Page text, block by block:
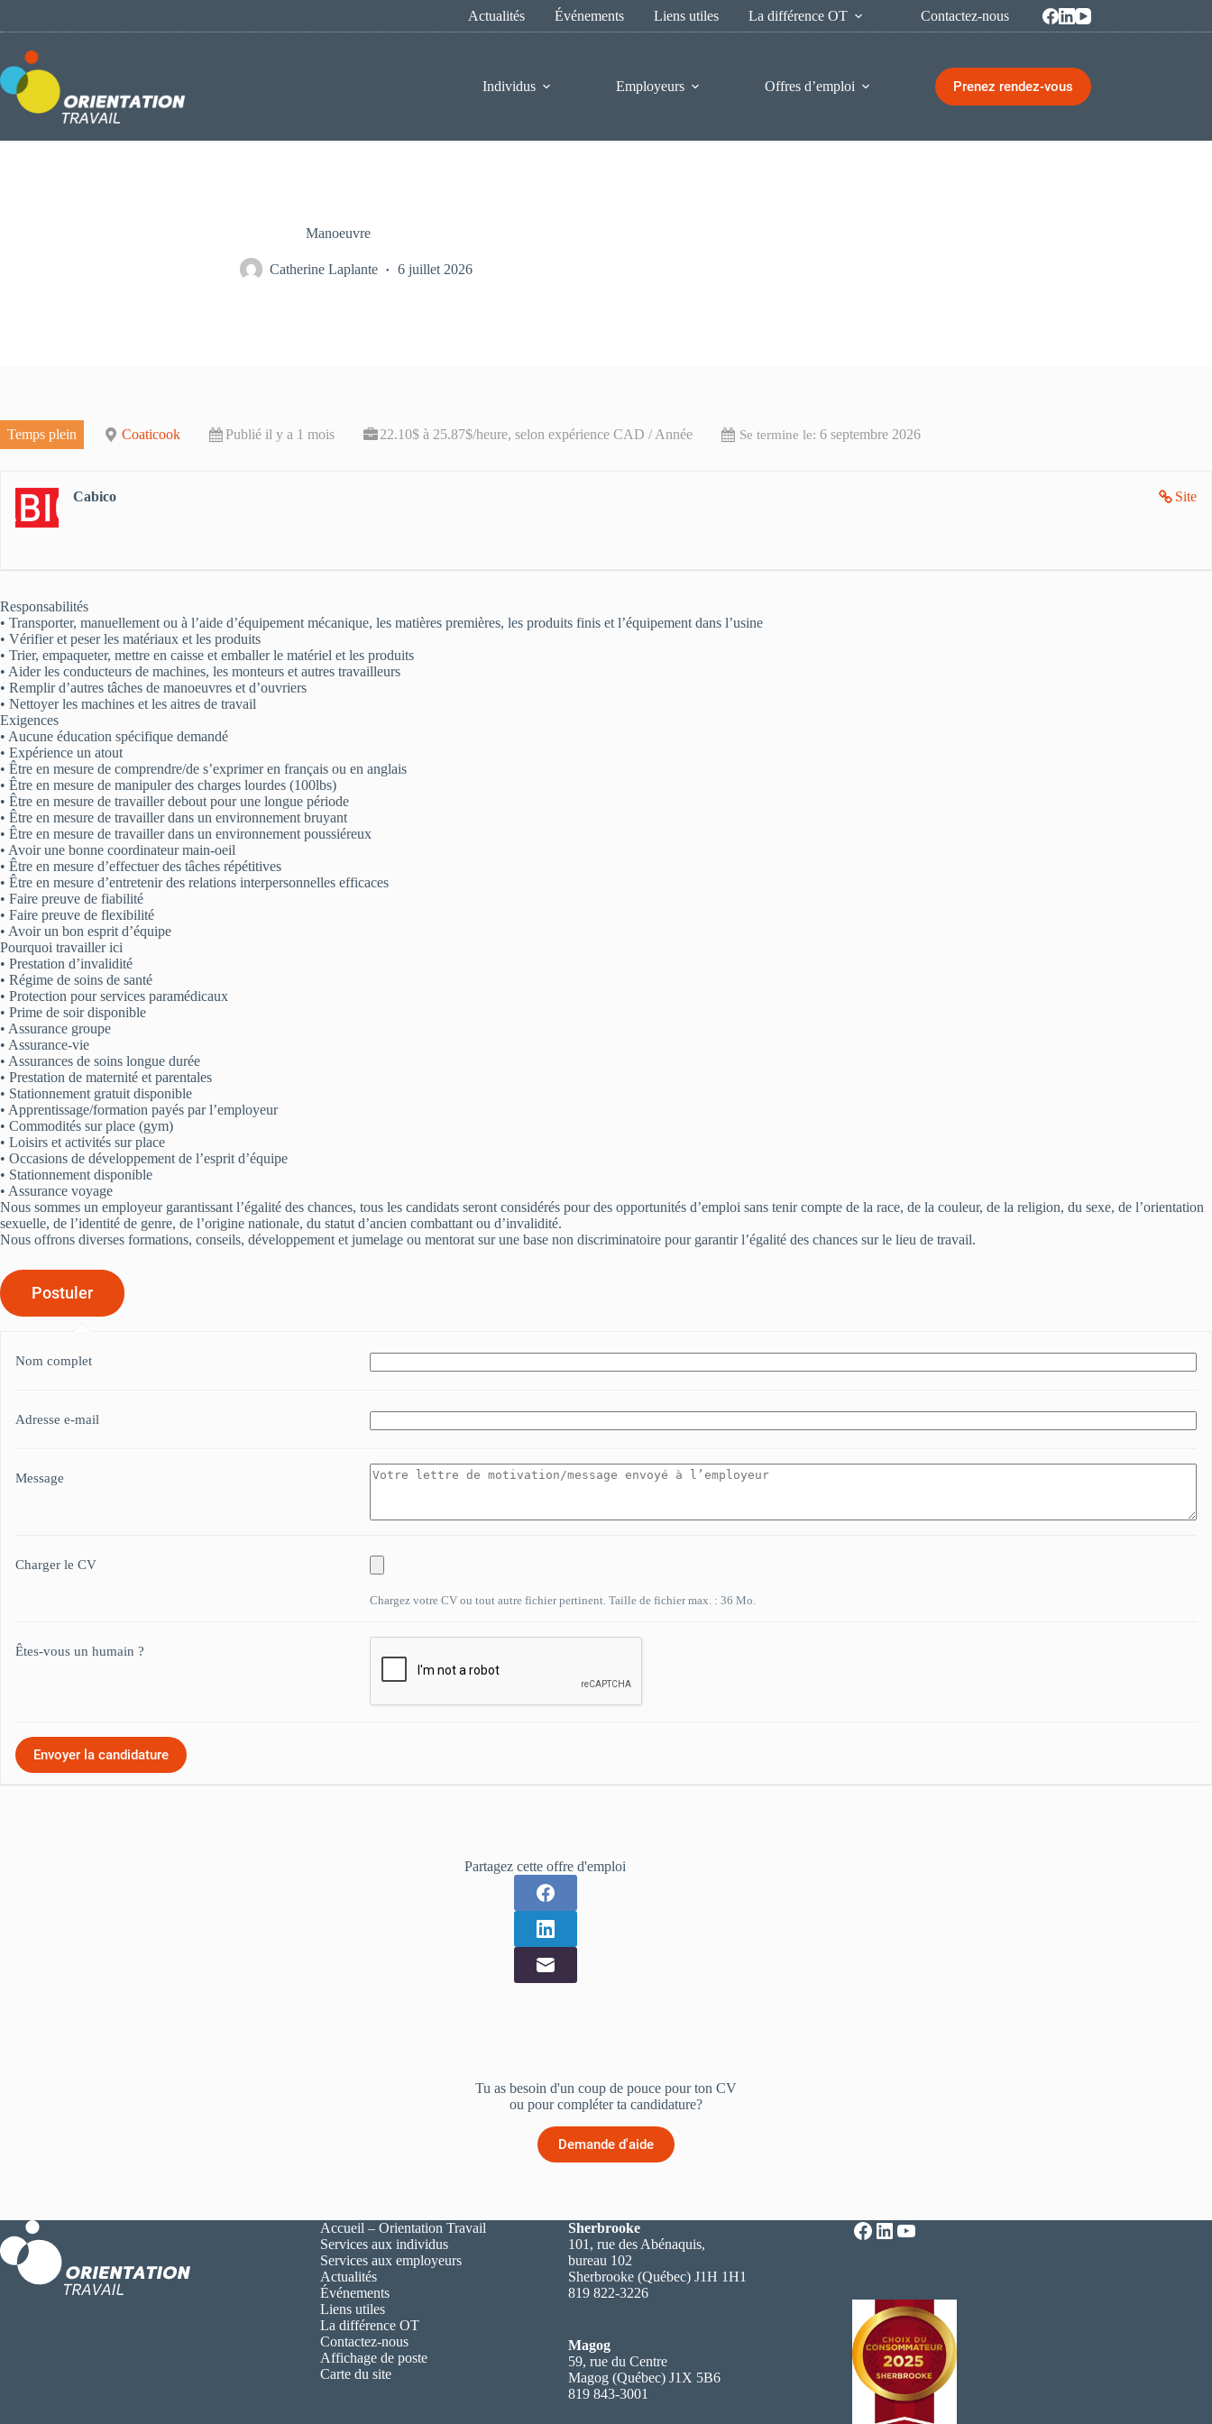
Actualités Événements Liens utiles La différence OT Contactez-nous
Individus Employeurs Offres d’emploi Prenez rendez-vous
Manoeuvre
Catherine Laplante 6 juillet 2026
Temps plein Coaticook Publié il y a 1 mois 22.10$ à 25.87$/heure, selon expérience CAD / Année Se termine le: 6 septembre 2026
Site
Cabico
Responsabilités
• Transporter, manuellement ou à l’aide d’équipement mécanique, les matières premières, les produits finis et l’équipement dans l’usine
• Vérifier et peser les matériaux et les produits
• Trier, empaqueter, mettre en caisse et emballer le matériel et les produits
• Aider les conducteurs de machines, les monteurs et autres travailleurs
• Remplir d’autres tâches de manoeuvres et d’ouvriers
• Nettoyer les machines et les aitres de travail
Exigences
• Aucune éducation spécifique demandé
• Expérience un atout
• Être en mesure de comprendre/de s’exprimer en français ou en anglais
• Être en mesure de manipuler des charges lourdes (100lbs)
• Être en mesure de travailler debout pour une longue période
• Être en mesure de travailler dans un environnement bruyant
• Être en mesure de travailler dans un environnement poussiéreux
• Avoir une bonne coordinateur main-oeil
• Être en mesure d’effectuer des tâches répétitives
• Être en mesure d’entretenir des relations interpersonnelles efficaces
• Faire preuve de fiabilité
• Faire preuve de flexibilité
• Avoir un bon esprit d’équipe
Pourquoi travailler ici
• Prestation d’invalidité
• Régime de soins de santé
• Protection pour services paramédicaux
• Prime de soir disponible
• Assurance groupe
• Assurance-vie
• Assurances de soins longue durée
• Prestation de maternité et parentales
• Stationnement gratuit disponible
• Apprentissage/formation payés par l’employeur
• Commodités sur place (gym)
• Loisirs et activités sur place
• Occasions de développement de l’esprit d’équipe
• Stationnement disponible
• Assurance voyage
Nous sommes un employeur garantissant l’égalité des chances, tous les candidats seront considérés pour des opportunités d’emploi sans tenir compte de la race, de la couleur, de la religion, du sexe, de l’orientation
sexuelle, de l’identité de genre, de l’origine nationale, du statut d’ancien combattant ou d’invalidité.
Nous offrons diverses formations, conseils, développement et jumelage ou mentorat sur une base non discriminatoire pour garantir l’égalité des chances sur le lieu de travail.
Nom complet
Adresse e-mail
Message
Charger le CV
Chargez votre CV ou tout autre fichier pertinent. Taille de fichier max. : 36 Mo.
Êtes-vous un humain ?
Partagez cette offre d'emploi
Tu as besoin d'un coup de pouce pour ton CV
ou pour compléter ta candidature?
Demande d'aide
Accueil – Orientation Travail
Services aux individus
Services aux employeurs
Actualités
Événements
Liens utiles
La différence OT
Contactez-nous
Affichage de poste
Carte du site
Sherbrooke
101, rue des Abénaquis,
bureau 102
Sherbrooke (Québec) J1H 1H1
819 822-3226
Magog
59, rue du Centre
Magog (Québec) J1X 5B6
819 843-3001
Facebook
LinkedIn
YouTube